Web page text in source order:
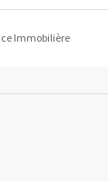
Immobilière